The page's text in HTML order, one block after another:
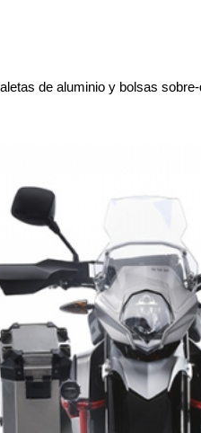
de aluminio y bolsas